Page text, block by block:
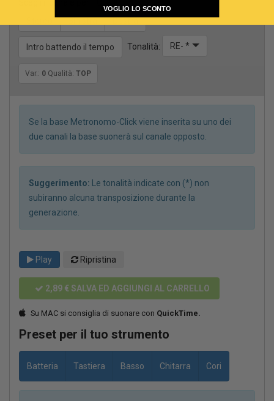
Scegli il canale per il CLICK
Sinistra Destra
Intro battendo il tempo Tonalità: RE- *
Var.: 0 Qualità: TOP
Se la base Metronomo-Click viene inserita su uno dei
due canali la base suonerà sul canale opposto.
Suggerimento: Le tonalità indicate con (*) non
subiranno alcuna transposizione durante la
generazione.
Play Ripristina
2,89 € SALVA ED AGGIUNGI AL CARRELLO
Su MAC si consiglia di suonare con QuickTime.
Preset per il tuo strumento
Batteria Tastiera Basso Chitarra Cori
VOGLIO LO SCONTO